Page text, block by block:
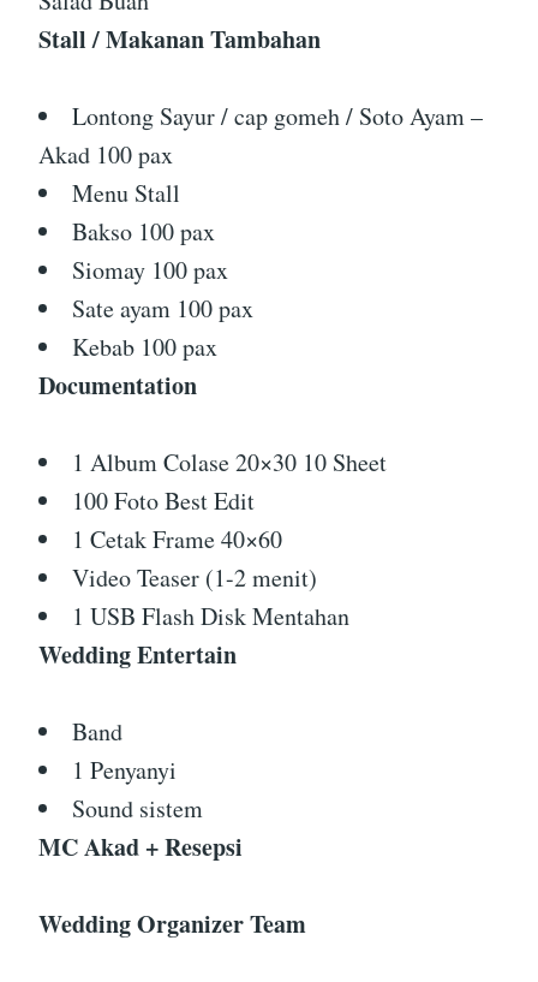
Stall / Makanan Tambahan
Lontong Sayur / cap gomeh / Soto Ayam –
Akad 100 pax
Menu Stall
Bakso 100 pax
Siomay 100 pax
Sate ayam 100 pax
Kebab 100 pax
Documentation
1 Album Colase 20×30 10 Sheet
100 Foto Best Edit
1 Cetak Frame 40×60
Video Teaser (1-2 menit)
1 USB Flash Disk Mentahan
Wedding Entertain
Band
1 Penyanyi
Sound sistem
MC Akad + Resepsi
Wedding Organizer Team